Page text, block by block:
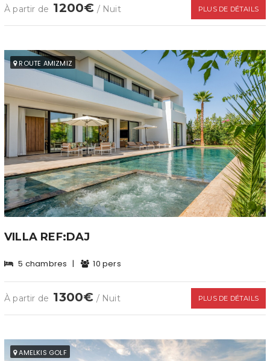
À partir de 1200€ / Nuit PLUS DE DÉTAILS
ROUTE AMIZMIZ
VILLA REF:DAJ
5 chambres | 10 pers
À partir de 1300€ / Nuit PLUS DE DÉTAILS
AMELKIS GOLF